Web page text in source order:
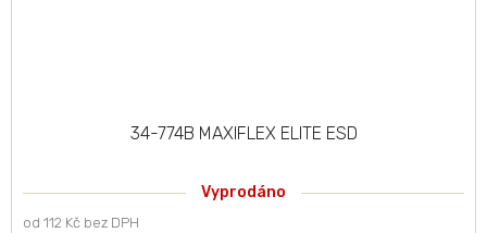
34-774B MAXIFLEX ELITE ESD
Vyprodáno
od 112 Kč bez DPH